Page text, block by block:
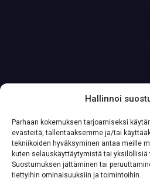
Hallinnoi
Parhaan kokemuksen tarjoamiseksi
evästeitä, tallentaaksemme ja/tai
tekniikoiden hyväksyminen antaa meille
kuten selauskäyttäytymistä tai
Suostumuksen jättäminen tai
tiettyihin ominaisuuksiin ja toimintoihin.